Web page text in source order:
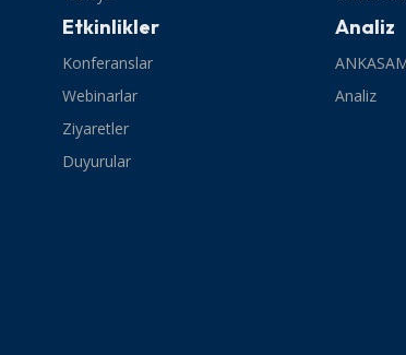
Etkinlikler
Konferanslar
Webinarlar
Ziyaretler
Duyurular
Analiz
Analiz